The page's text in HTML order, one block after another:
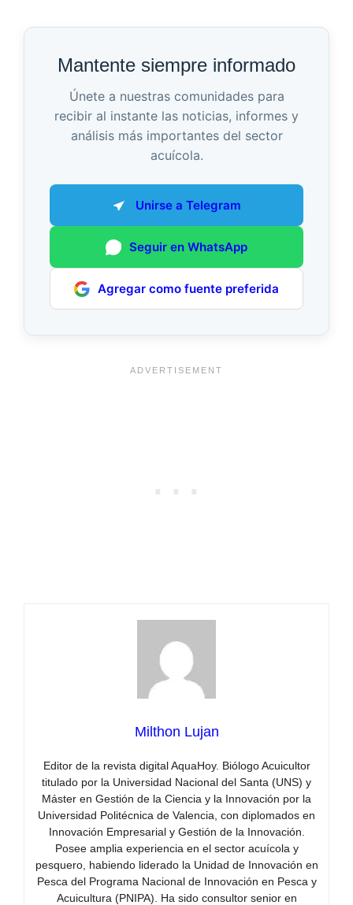
Mantente siempre informado
Únete a nuestras comunidades para
recibir al instante las noticias, informes y
análisis más importantes del sector
acuícola.
Unirse a Telegram
Seguir en WhatsApp
Agregar como fuente preferida
Milthon Lujan
Editor de la revista digital AquaHoy. Biólogo Acuicultor
titulado por la Universidad Nacional del Santa (UNS) y
Máster en Gestión de la Ciencia y la Innovación por la
Universidad Politécnica de Valencia, con diplomados en
Innovación Empresarial y Gestión de la Innovación.
Posee amplia experiencia en el sector acuícola y
pesquero, habiendo liderado la Unidad de Innovación en
Pesca del Programa Nacional de Innovación en Pesca y
Acuicultura (PNIPA). Ha sido consultor senior en